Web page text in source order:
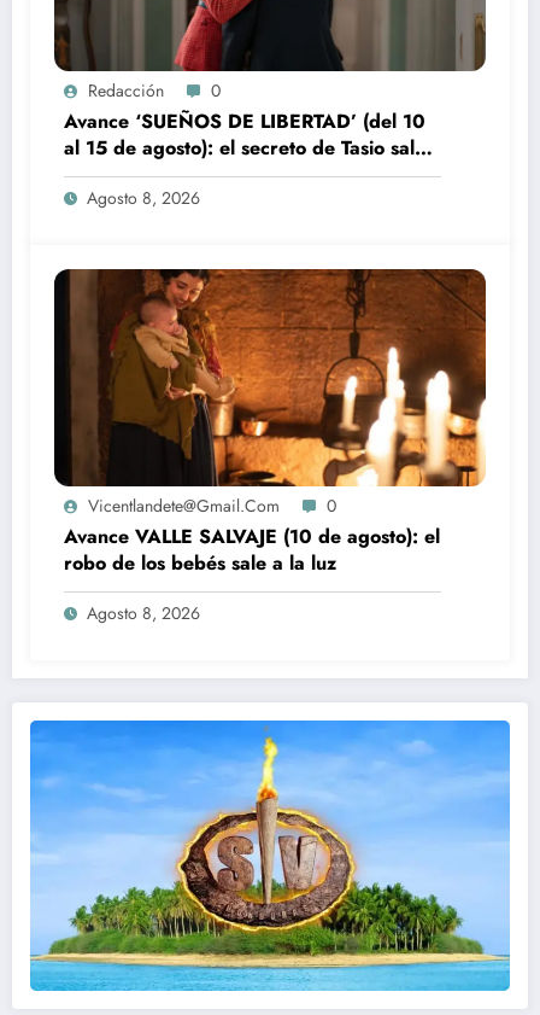
Redacción 0
Avance ‘SUEÑOS DE LIBERTAD’ (del 10
al 15 de agosto): el secreto de Tasio sale
a la luz
Agosto 8, 2026
Vicentlandete@gmail.com 0
Avance VALLE SALVAJE (10 de agosto): el
robo de los bebés sale a la luz
Agosto 8, 2026